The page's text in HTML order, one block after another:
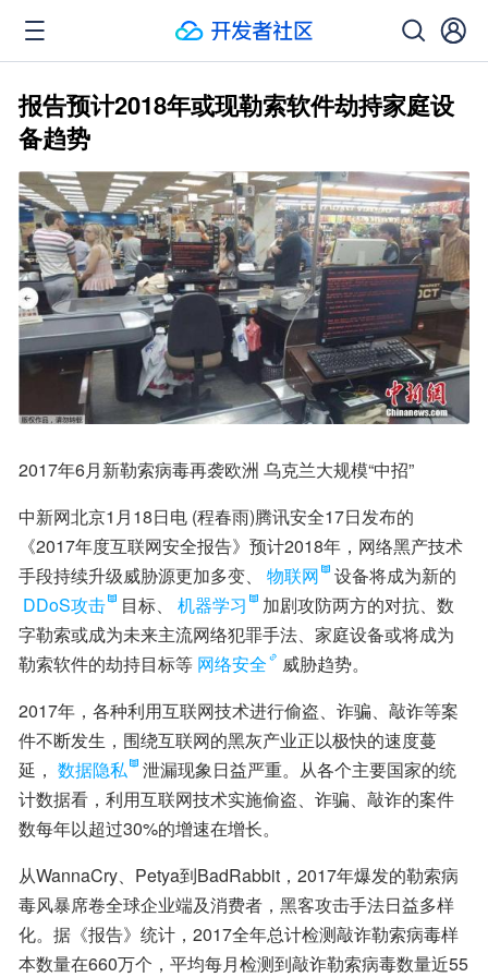
报告预计2018年或现勒索软件劫持家庭设
备趋势
2017年6月新勒索病毒再袭欧洲 乌克兰大规模“中招”
中新网北京1月18日电 (程春雨)腾讯安全17日发布的
《2017年度互联网安全报告》预计2018年，网络黑产技术
手段持续升级威胁源更加多变、
物联网
设备将成为新的
DDoS攻击
目标、 机器学习
加剧攻防两方的对抗、数
字勒索或成为未来主流网络犯罪手法、家庭设备或将成为
勒索软件的劫持目标等 网络安全
威胁趋势。
2017年，各种利用互联网技术进行偷盗、诈骗、敲诈等案
件不断发生，围绕互联网的黑灰产业正以极快的速度蔓
延， 数据隐私
泄漏现象日益严重。从各个主要国家的统
计数据看，利用互联网技术实施偷盗、诈骗、敲诈的案件
数每年以超过30%的增速在增长。
从WannaCry、Petya到BadRabbit，2017年爆发的勒索病
毒风暴席卷全球企业端及消费者，黑客攻击手法日益多样
化。据《报告》统计，2017全年总计检测敲诈勒索病毒样
本数量在660万个，平均每月检测到敲诈勒索病毒数量近55